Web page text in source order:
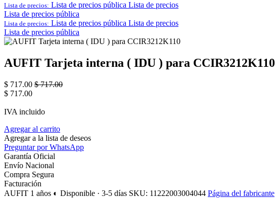
Lista de precios: Lista de precios pública Lista de precios
Lista de precios pública
Lista de precios: Lista de precios pública Lista de precios
Lista de precios pública
AUFIT Tarjeta interna ( IDU ) para CCIR3212K110
$ 717.00 $717.00
$ 717.00
IVA incluido
Agregar al carrito
Agregar a la lista de deseos
Preguntar por WhatsApp
Garantía Oficial
Envío Nacional
Compra Segura
Facturación
AUFIT 1 años ◐ Disponible · 3-5 días SKU: 11222003004044 Página del fabricante